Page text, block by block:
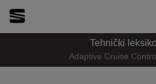
Tehnički
Adaptive Cruise